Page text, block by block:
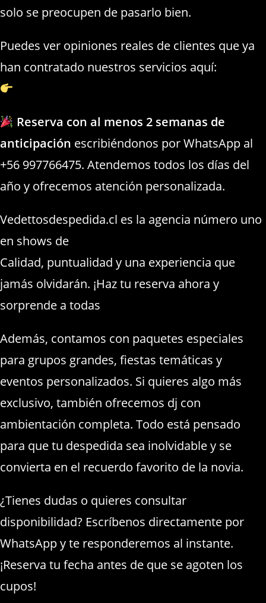
solo se preocupen de pasarlo bien.
Puedes ver opiniones reales de clientes que ya
han contratado nuestros servicios aquí:
Reserva con al menos 2 semanas de
anticipación escribiéndonos por WhatsApp al
+56 997766475. Atendemos todos los días del
año y ofrecemos atención personalizada.
Vedettosdespedida.cl es la agencia número uno
en shows de
Calidad, puntualidad y una experiencia que
jamás olvidarán. ¡Haz tu reserva ahora y
sorprende a todas
Además, contamos con paquetes especiales
para grupos grandes, fiestas temáticas y
eventos personalizados. Si quieres algo más
exclusivo, también ofrecemos dj con
ambientación completa. Todo está pensado
para que tu despedida sea inolvidable y se
convierta en el recuerdo favorito de la novia.
¿Tienes dudas o quieres consultar
disponibilidad? Escríbenos directamente por
WhatsApp y te responderemos al instante.
¡Reserva tu fecha antes de que se agoten los
cupos!